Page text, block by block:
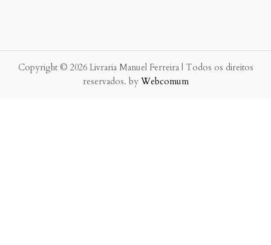
Copyright © 2026 Livraria Manuel Ferreira | Todos os direitos
reservados. by Webcomum